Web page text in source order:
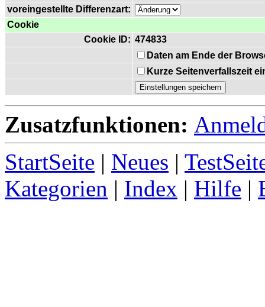
voreingestellte Differenzart:
Cookie
Cookie ID: 474833
Daten am Ende der
Kurze Seitenverfallszeit
Zusatzfunktionen:
StartSeite | Neues |
Kategorien | Index | Hilfe |